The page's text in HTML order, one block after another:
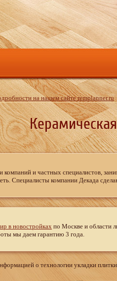
на нашем сайте remplanner.ru
и частных специалистов,
Специалисты компании Декада
в новостройках по Москве и области
мы даем гарантию 3 года.
о технологии укладки